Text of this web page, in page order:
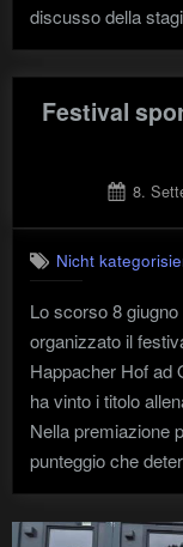
discusso della
Festival
Posted
8.
Nicht
Lo scorso 8
organizzato il
Happacher Hof ad
ha vinto i titolo
Nella premiazione
punteggio che